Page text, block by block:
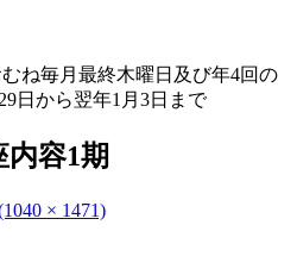
ね毎月最終木曜日及び年4回の
日から翌年1月3日まで
容1期
× 1471)